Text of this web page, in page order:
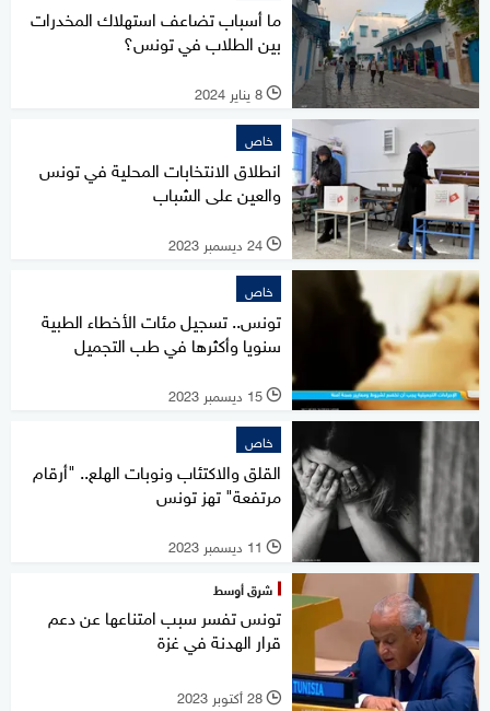
ما أسباب تضاعف استهلاك المخدرات
بين الطلاب في تونس؟
l 8 يناير 2024
خاص
انطلاق الانتخابات المحلية في تونس
والعين على الشباب
l 24 ديسمبر 2023
خاص
تونس.. تسجيل مئات الأخطاء الطبية
سنويا وأكثرها في طب التجميل
l 15 ديسمبر 2023
خاص
القلق والاكتئاب ونوبات الهلع.. "أرقام
مرتفعة" تهز تونس
l 11 ديسمبر 2023
شرق أوسط
تونس تفسر سبب امتناعها عن دعم
قرار الهدنة في غزة
l 28 أكتوبر 2023